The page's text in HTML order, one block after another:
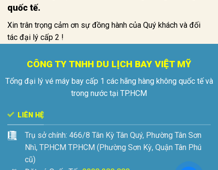
quốc tế.
Xin trân trọng cảm ơn sự đồng hành của Quý khách và đối
tác đại lý cấp 2 !
CÔNG TY TNHH DU LỊCH BAY VIỆT MỸ
Tổng đại lý vé máy bay cấp 1 các hãng hàng không quốc tế và
trong nước tại TP.HCM
LIÊN HỆ
Trụ sở chính: 466/8 Tân Kỳ Tân Quý, Phường Tân Sơn
Nhì, TP.HCM TP.HCM (Phường Sơn Kỳ, Quận Tân Phú
cũ)